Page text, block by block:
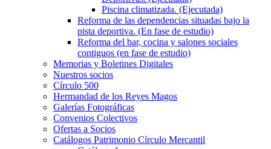
Piscina climatizada. (Ejecutada)
Reforma de las dependencias situadas bajo la
pista deportiva. (En fase de estudio)
Reforma del bar, cocina y salones sociales
contiguos (en fase de estudio)
Memorias y Boletines Digitales
Nuestros socios
Círculo 500
Hermandad de los Reyes Magos
Galerías Fotográficas
Convenios Colectivos
Ofertas a Socios
Catálogos Patrimonio Círculo Mercantil